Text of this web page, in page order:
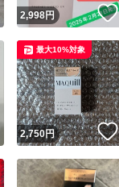
いいね！
2,998円
いいね！
2,750円
最大10%対象